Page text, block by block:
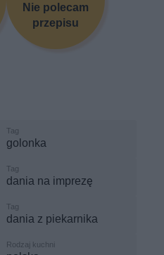
Nie polecam
przepisu
golonka
dania na imprezę
dania z piekarnika